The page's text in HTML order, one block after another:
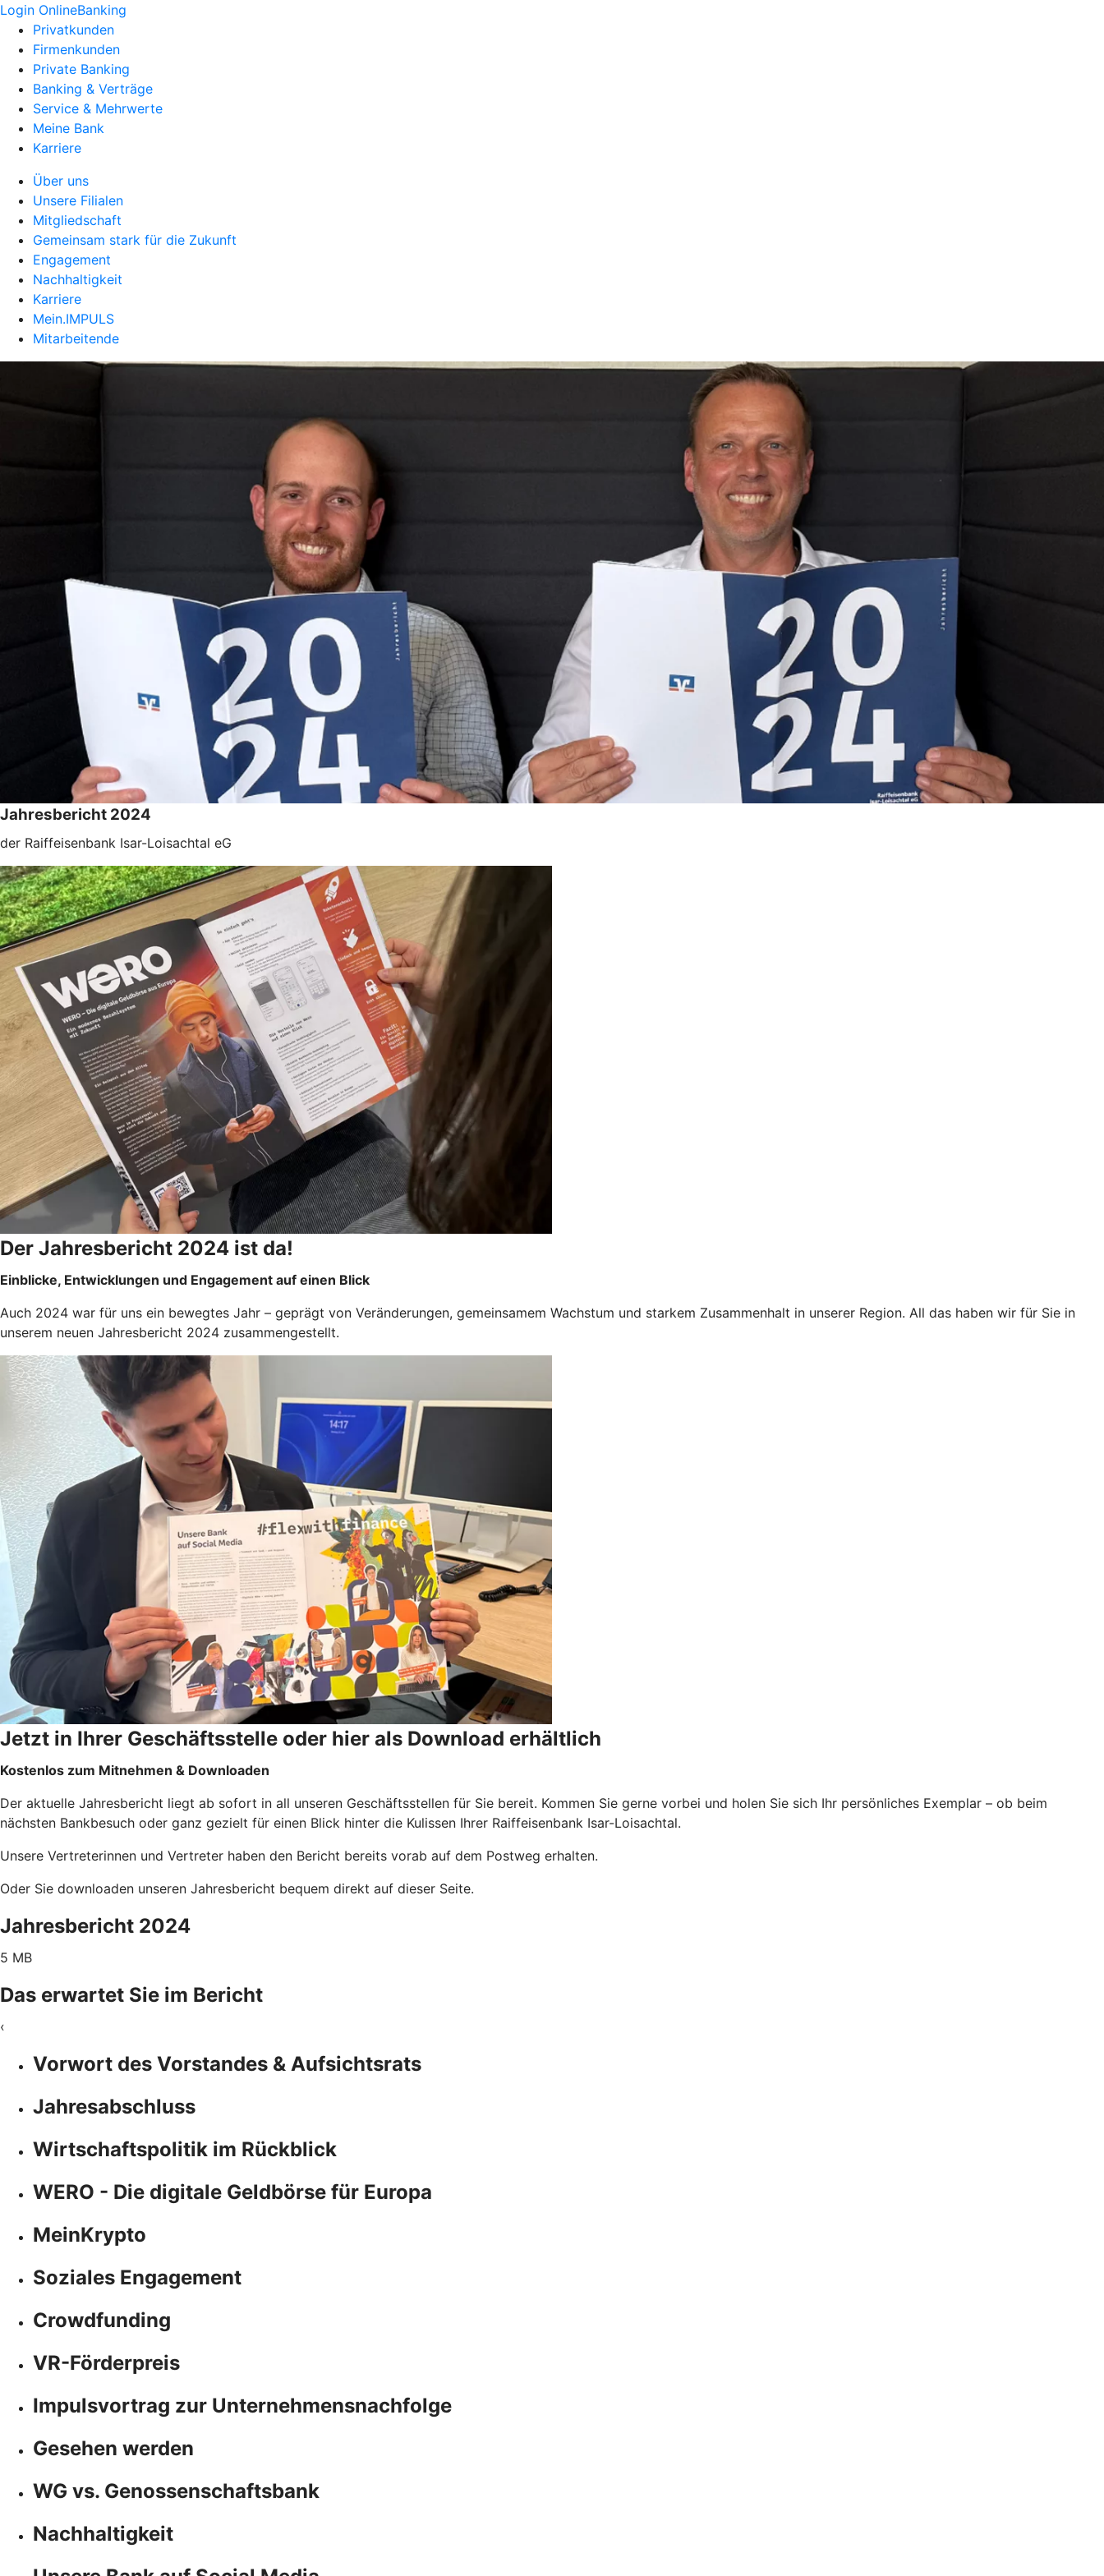
Login OnlineBanking
Privatkunden
Firmenkunden
Private Banking
Banking & Verträge
Service & Mehrwerte
Meine Bank
Karriere
Über uns
Unsere Filialen
Mitgliedschaft
Gemeinsam stark für die Zukunft
Engagement
Nachhaltigkeit
Karriere
Mein.IMPULS
Mitarbeitende
Jahresbericht 2024
der Raiffeisenbank Isar-Loisachtal eG
Der Jahresbericht 2024 ist da!
Einblicke, Entwicklungen und Engagement auf einen Blick
Auch 2024 war für uns ein bewegtes Jahr – geprägt von Veränderungen, gemeinsamem Wachstum und starkem Zusammenhalt in unserer Region. All das haben wir für Sie in
unserem neuen Jahresbericht 2024 zusammengestellt.
Jetzt in Ihrer Geschäftsstelle oder hier als Download erhältlich
Kostenlos zum Mitnehmen & Downloaden
Der aktuelle Jahresbericht liegt ab sofort in all unseren Geschäftsstellen für Sie bereit. Kommen Sie gerne vorbei und holen Sie sich Ihr persönliches Exemplar – ob beim
nächsten Bankbesuch oder ganz gezielt für einen Blick hinter die Kulissen Ihrer Raiffeisenbank Isar-Loisachtal.
Unsere Vertreterinnen und Vertreter haben den Bericht bereits vorab auf dem Postweg erhalten.
Oder Sie downloaden unseren Jahresbericht bequem direkt auf dieser Seite.
Jahresbericht 2024
5 MB
Das erwartet Sie im Bericht
‹
Vorwort des Vorstandes & Aufsichtsrats
Jahresabschluss
Wirtschaftspolitik im Rückblick
WERO - Die digitale Geldbörse für Europa
MeinKrypto
Soziales Engagement
Crowdfunding
VR-Förderpreis
Impulsvortrag zur Unternehmensnachfolge
Gesehen werden
WG vs. Genossenschaftsbank
Nachhaltigkeit